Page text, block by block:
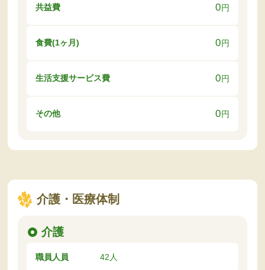
共益費 0円
食費(1ヶ月) 0円
生活支援サービス費 0円
その他 0円
介護・医療体制
介護
職員人員 42人